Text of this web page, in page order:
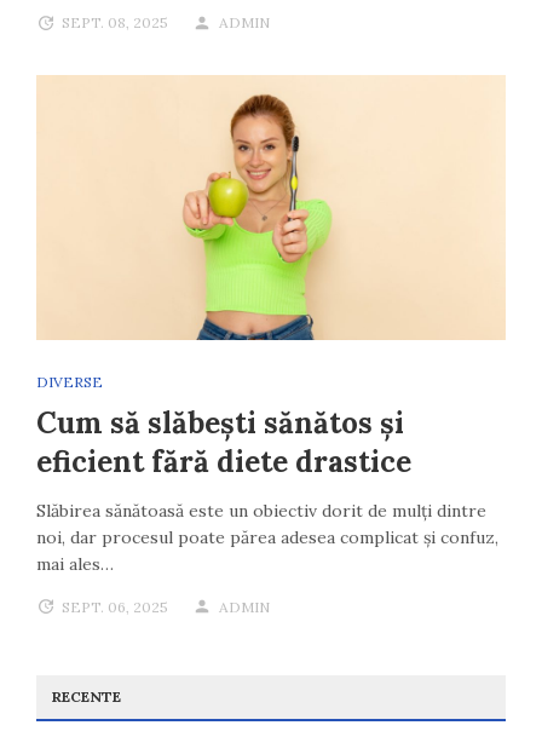
SEPT. 08, 2025 ADMIN
DIVERSE
Cum să slăbești sănătos și
eficient fără diete drastice
Slăbirea sănătoasă este un obiectiv dorit de mulți dintre
noi, dar procesul poate părea adesea complicat și confuz,
mai ales…
SEPT. 06, 2025 ADMIN
RECENTE